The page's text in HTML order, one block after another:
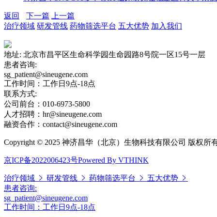
返回 下一篇
上一篇
治疗领域 研发管线 药物筛选平台 五大优势 加入我们
地址: 北京市昌平区生命科学园生命园路8号院一区15号一层
患者咨询:
sg_patient@sineugene.com
工作时间：工作日9点-18点
联系方式:
公司前台：010-6973-5800
人才招聘：hr@sineugene.com
融资合作：contact@sineugene.com
Copyright © 2025 神济昌华（北京）生物科技有限公司 版权所
京ICP备2022006423号Powered By VTHINK
治疗领域 研发管线 药物筛选平台
五大优势
患者咨询:
sg_patient@sineugene.com
工作时间：工作日9点-18点